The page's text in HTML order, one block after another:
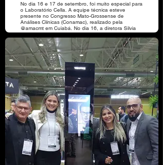
No dia 16 e 17 de setembro, foi muito especial para
o Laboratório Cella. A equipe técnica esteve
presente no Congresso Mato-Grossense de
Análises Clínicas (Conamac), realizado pela
@amacmt em Cuiabá. No dia 16, a diretora Silvia
Cella teve a honra de mediar a palestra do Dr.
André Valpassos (@vision360_treinamentos),
Coordenador do Sistema Nacional de Acreditação -
DICQ. Ao longo dos dois dias de evento, pudemos
compartilhar experiências e conquistar valiosos
aprendizados.